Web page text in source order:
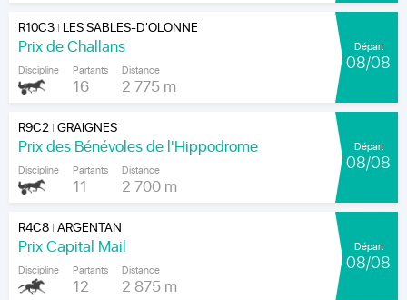
R10C3| LES SABLES-D'OLONNE
Prix de Challans
Discipline Partants
16
Distance
2 775 m
Départ
08/08
R9C2|GRAIGNES
Prix des Bénévoles de l'Hippodrome
Discipline Partants
11
Distance
2 700 m
Départ
08/08
R4C8|ARGENTAN
Prix Capital Mail
Discipline Partants
12
Distance
2 875 m
Départ
08/08